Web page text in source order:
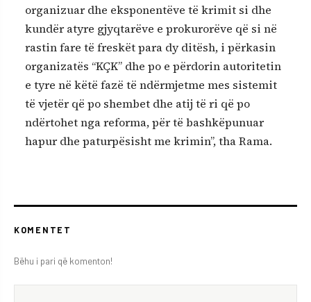
organizuar dhe eksponentëve të krimit si dhe
kundër atyre gjyqtarëve e prokurorëve që si në
rastin fare të freskët para dy ditësh, i përkasin
organizatës “KÇK” dhe po e përdorin autoritetin
e tyre në këtë fazë të ndërmjetme mes sistemit
të vjetër që po shembet dhe atij të ri që po
ndërtohet nga reforma, për të bashkëpunuar
hapur dhe paturpësisht me krimin”, tha Rama.
KOMENTET
Bëhu i pari që komenton!